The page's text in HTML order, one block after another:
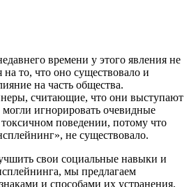
времени у этого явления не
то, что оно существовало и
на часть общества.
считающие, что они выступают
игнорировать очевидные
поведении, потому что
не существовало.
свои социальные навыки и
мы предлагаем
и способами их устранения,